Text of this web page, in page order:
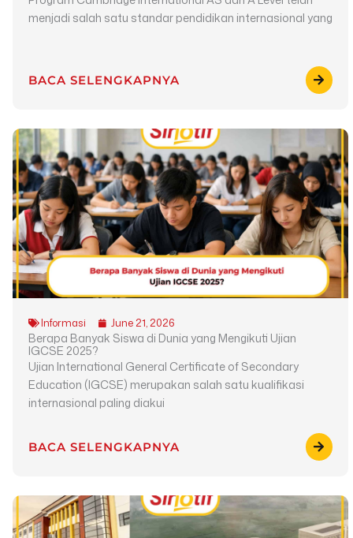
menjadi salah satu standar pendidikan internasional yang
BACA SELENGKAPNYA
Informasi June 21, 2026
Berapa Banyak Siswa di Dunia yang Mengikuti Ujian
IGCSE 2025?
Ujian International General Certificate of Secondary
Education (IGCSE) merupakan salah satu kualifikasi
internasional paling diakui
BACA SELENGKAPNYA